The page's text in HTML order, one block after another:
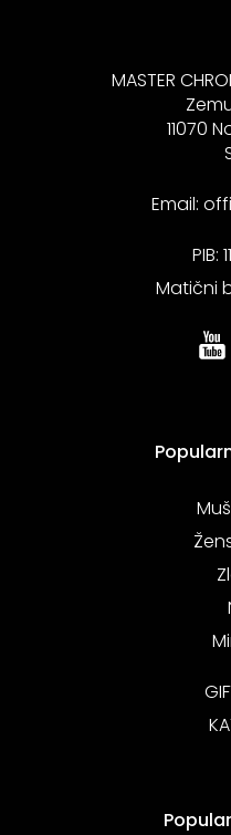
MASTER
11070
Email:
PIB:
Matični